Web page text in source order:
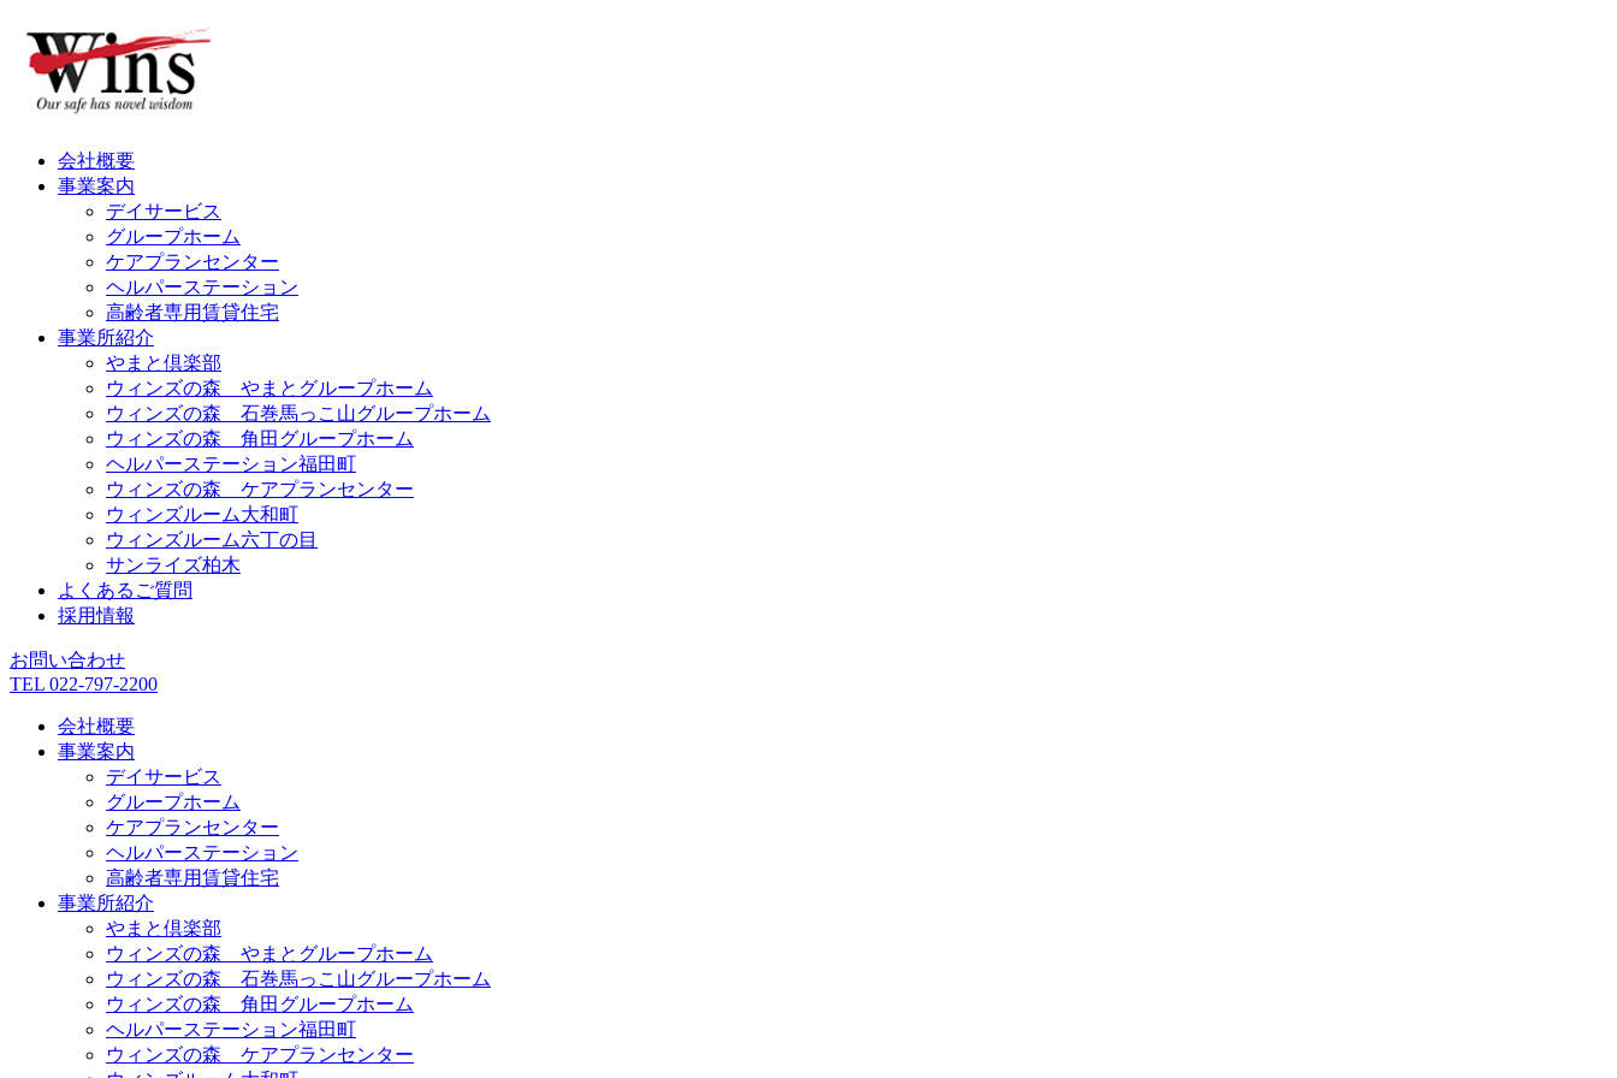
会社概要
事業案内
デイサービス
グループホーム
ケアプランセンター
ヘルパーステーション
高齢者専用賃貸住宅
事業所紹介
やまと倶楽部
ウィンズの森 やまとグループホーム
ウィンズの森 石巻馬っこ山グループホーム
ウィンズの森 角田グループホーム
ヘルパーステーション福田町
ウィンズの森 ケアプランセンター
ウィンズルーム大和町
ウィンズルーム六丁の目
サンライズ柏木
よくあるご質問
採用情報
お問い合わせ
TEL 022-797-2200
会社概要
事業案内
デイサービス
グループホーム
ケアプランセンター
ヘルパーステーション
高齢者専用賃貸住宅
事業所紹介
やまと倶楽部
ウィンズの森 やまとグループホーム
ウィンズの森 石巻馬っこ山グループホーム
ウィンズの森 角田グループホーム
ヘルパーステーション福田町
ウィンズの森 ケアプランセンター